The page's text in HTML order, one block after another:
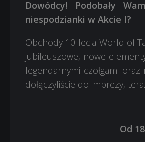
Dowódcy! Podobały
niespodzianki w Akcie I?
Obchody 10-lecia World of
jubileuszowe, nowe
legendarnymi czołgami
dołączyliście do imprezy,
Od 18